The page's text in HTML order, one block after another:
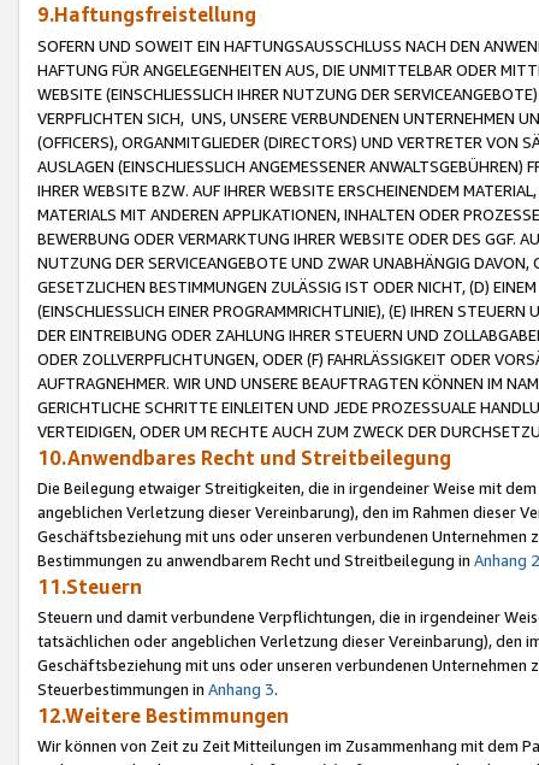
9.Haftungsfreistellung
SOFERN UND SOWEIT EIN HAFTUNGSAUSSCHLUSS NACH DEN
HAFTUNG FÜR ANGELEGENHEITEN AUS, DIE UNMITTELBAR ODER
WEBSITE (EINSCHLIESSLICH IHRER NUTZUNG DER
VERPFLICHTEN SICH, UNS, UNSERE VERBUNDENEN UNTERNEHMEN
(OFFICERS), ORGANMITGLIEDER (DIRECTORS) UND VERTRETER VON
AUSLAGEN (EINSCHLIESSLICH ANGEMESSENER
IHRER WEBSITE BZW. AUF IHRER WEBSITE ERSCHEINENDEM
MATERIALS MIT ANDEREN APPLIKATIONEN, INHALTEN ODER
BEWERBUNG ODER VERMARKTUNG IHRER WEBSITE ODER DES GGF.
NUTZUNG DER SERVICEANGEBOTE UND ZWAR UNABHÄNGIG
GESETZLICHEN BESTIMMUNGEN ZULÄSSIG IST ODER NICHT, (D)
(EINSCHLIESSLICH EINER PROGRAMMRICHTLINIE), (E) IHREN
DER EINTREIBUNG ODER ZAHLUNG IHRER STEUERN UND
ODER ZOLLVERPFLICHTUNGEN, ODER (F) FAHRLÄSSIGKEIT ODER
AUFTRAGNEHMER. WIR UND UNSERE BEAUFTRAGTEN KÖNNEN IM
GERICHTLICHE SCHRITTE EINLEITEN UND JEDE PROZESSUALE
VERTEIDIGEN, ODER UM RECHTE AUCH ZUM ZWECK DER
10.Anwendbares Recht und Streitbeilegung
Die Beilegung etwaiger Streitigkeiten, die in irgendeiner Weise mit
angeblichen Verletzung dieser Vereinbarung), den im Rahmen dieser
Geschäftsbeziehung mit uns oder unseren verbundenen
Bestimmungen zu anwendbarem Recht und Streitbeilegung in Anhang 2
11.Steuern
Steuern und damit verbundene Verpflichtungen, die in irgendeiner
tatsächlichen oder angeblichen Verletzung dieser Vereinbarung), den
Geschäftsbeziehung mit uns oder unseren verbundenen
Steuerbestimmungen in Anhang 3.
12.Weitere Bestimmungen
Wir können von Zeit zu Zeit Mitteilungen im Zusammenhang mit dem